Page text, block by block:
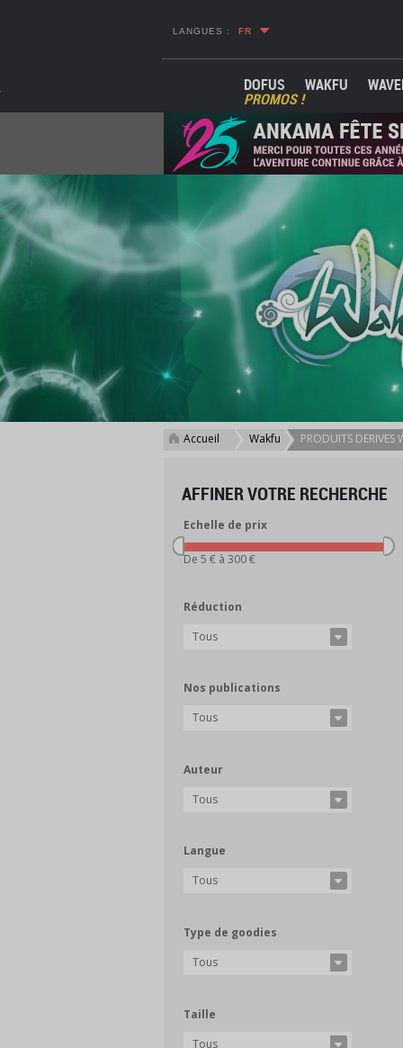
LANGUES : FR
DOFUS WAKFU
PROMOS !
Accueil Wakfu
> PRODUITS DERIVES
AFFINER VOTRE RECHERCHE
Echelle de prix
De 5 € à 300 €
Réduction
Tous
Nos publications
Tous
Auteur
Tous
Langue
Tous
Type de goodies
Tous
Taille
Tous